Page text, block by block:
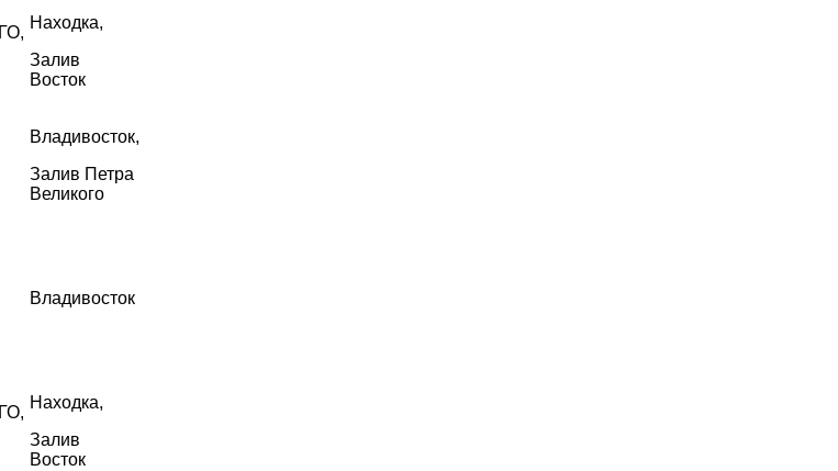
Находка,
Залив
Восток
Владивосток,
Залив Петра
Великого
Владивосток
Находка,
Залив
Восток